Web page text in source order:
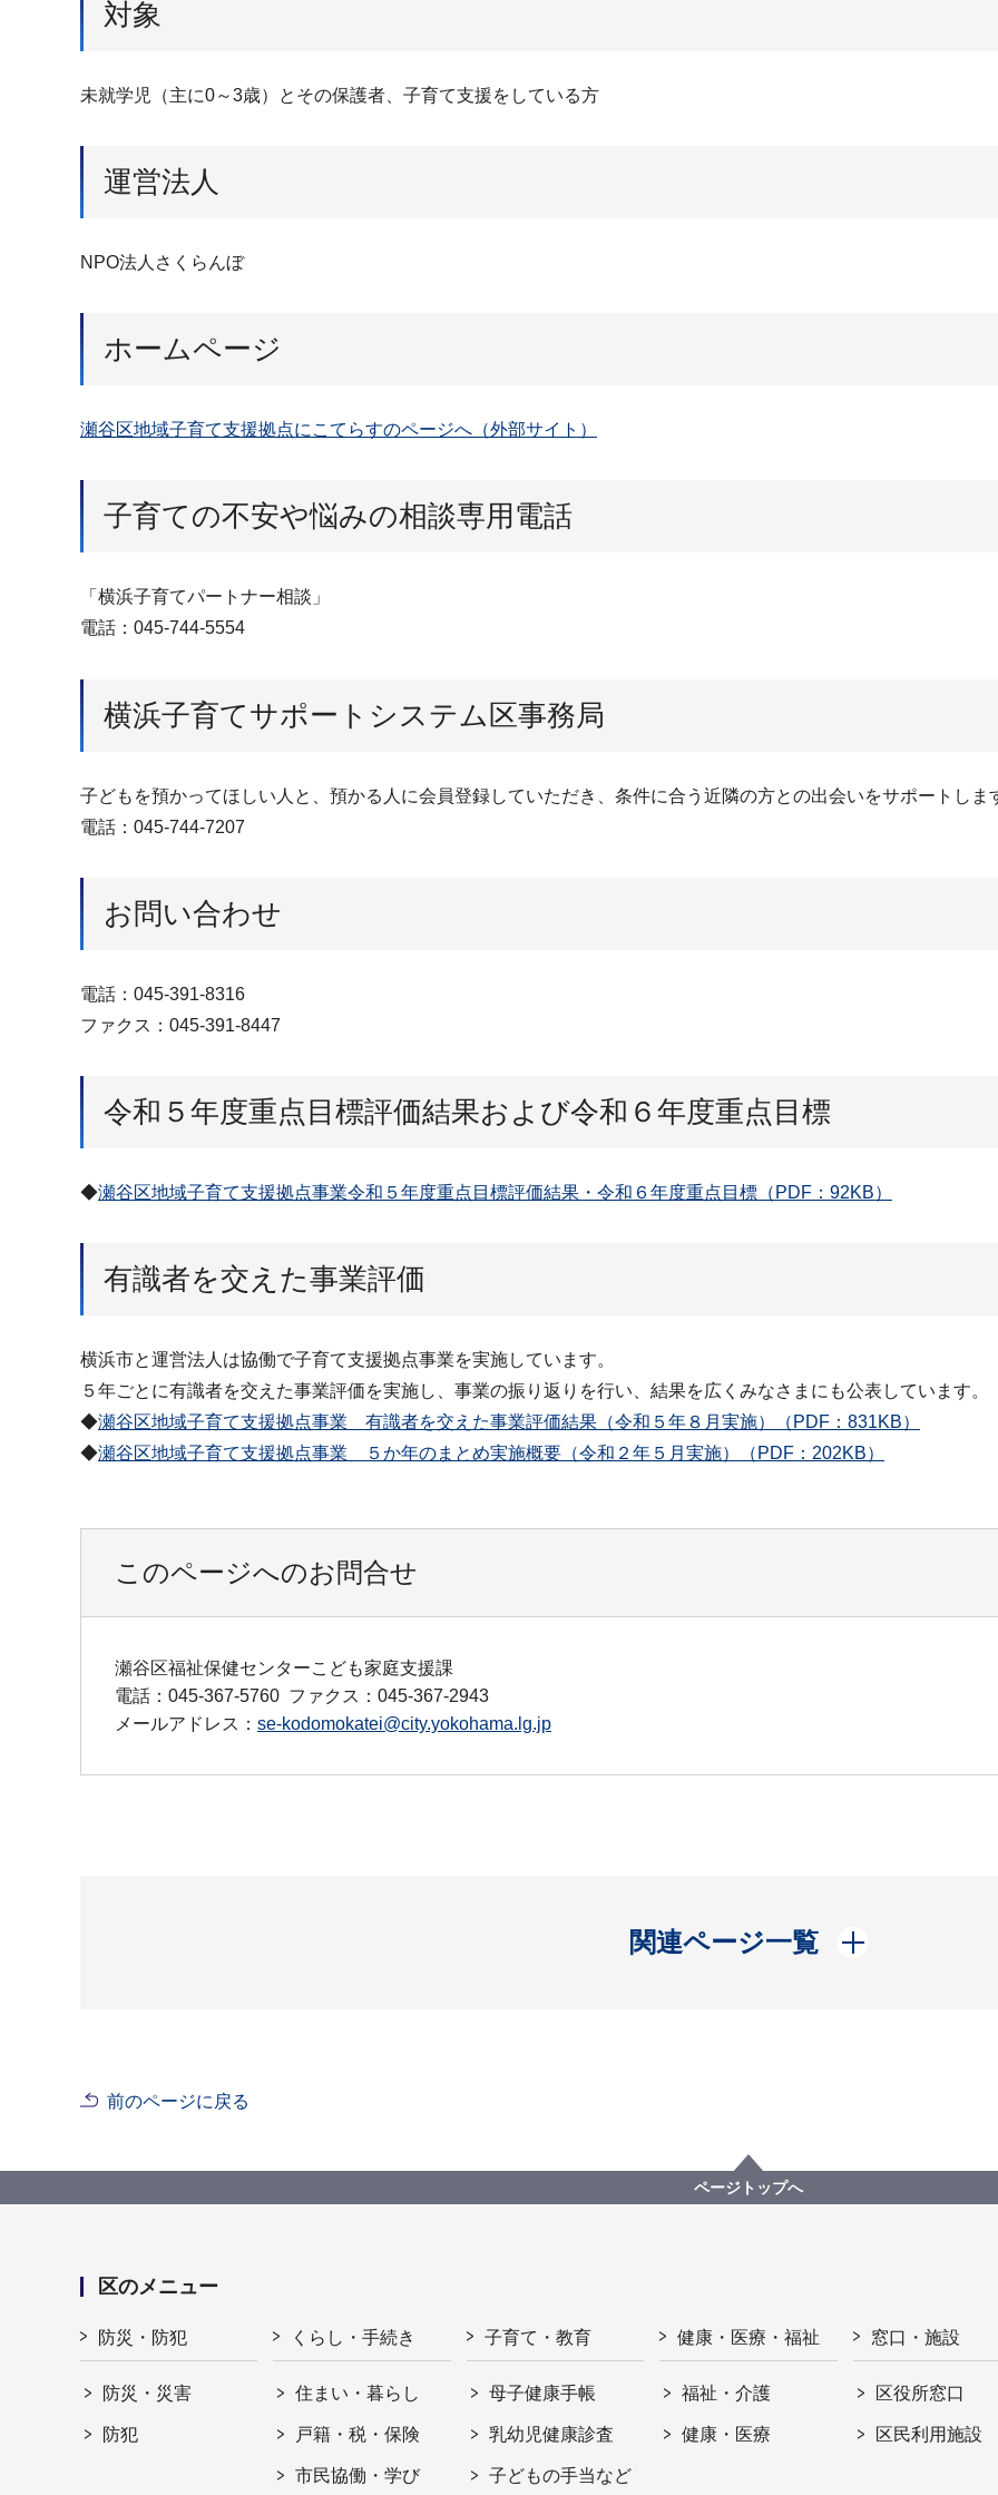
対象
未就学児（主に0～3歳）とその保護者、子育て支援をしている方
運営法人
NPO法人さくらんぼ
ホームページ
瀬谷区地域子育て支援拠点にこてらすのページへ（外部サイト）
子育ての不安や悩みの相談専用電話
「横浜子育てパートナー相談」
電話：045-744-5554
横浜子育てサポートシステム区事務局
子どもを預かってほしい人と、預かる人に会員登録していただき、条件に合う近隣の方との出会いをサポートしま
電話：045-744-7207
お問い合わせ
電話：045-391-8316
ファクス：045-391-8447
令和５年度重点目標評価結果および令和６年度重点目標
◆瀬谷区地域子育て支援拠点事業令和５年度重点目標評価結果・令和６年度重点目標（PDF：92KB）
有識者を交えた事業評価
横浜市と運営法人は協働で子育て支援拠点事業を実施しています。
５年ごとに有識者を交えた事業評価を実施し、事業の振り返りを行い、結果を広くみなさまにも公表しています。
◆瀬谷区地域子育て支援拠点事業 有識者を交えた事業評価結果（令和５年８月実施）（PDF：831KB）
◆瀬谷区地域子育て支援拠点事業 ５か年のまとめ実施概要（令和２年５月実施）（PDF：202KB）
このページへのお問合せ
瀬谷区福祉保健センターこども家庭支援課
電話：045-367-5760 ファクス：045-367-2943
メールアドレス： se-kodomokatei@city.yokohama.lg.jp
関連ページ一覧
開く
前のページに戻る
ページトップへ
区のメニュー
防災・防犯
防災・災害
防犯
くらし・手続き
住まい・暮らし
戸籍・税・保険
市民協働・学び
子育て・教育
母子健康手帳
乳幼児健康診査
子どもの手当など
健康・医療・福祉
福祉・介護
健康・医療
窓口・施設
区役所窓口
区民利用施設